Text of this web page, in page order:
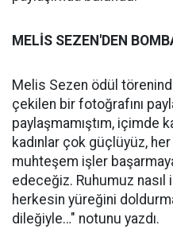
MELİS SEZEN'DEN
Melis Sezen ödül
çekilen bir fotoğrafını
paylaşmamıştım, içimde
kadınlar çok güçlüyüz,
muhteşem işler
edeceğiz. Ruhumuz nasıl
herkesin yüreğini
dileğiyle…" notunu yazdı.